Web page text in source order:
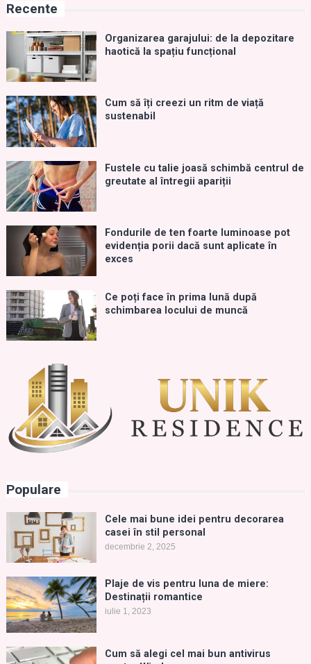
Recente
Organizarea garajului: de la depozitare
haotică la spațiu funcțional
Cum să îți creezi un ritm de viață
sustenabil
Fustele cu talie joasă schimbă centrul de
greutate al întregii apariții
Fondurile de ten foarte luminoase pot
evidenția porii dacă sunt aplicate în
exces
Ce poți face în prima lună după
schimbarea locului de muncă
Populare
Cele mai bune idei pentru decorarea
casei în stil personal
decembrie 2, 2025
Plaje de vis pentru luna de miere:
Destinații romantice
iulie 1, 2023
Cum să alegi cel mai bun antivirus